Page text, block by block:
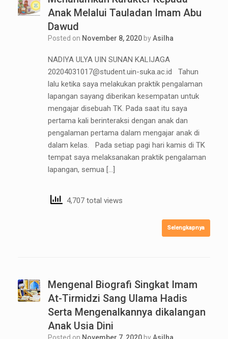
Anak Melalui Tauladan Imam Abu
Dawud
Posted on November 8, 2020 byAsilha
NADIYA ULYA UIN SUNAN KALIJAGA
20204031017@student.uin-suka.ac.id Tahun
lalu ketika saya melakukan praktik pengalaman
lapangan sayang diberikan kesempatan untuk
mengajar disebuah TK. Pada saat itu saya
pertama kali berinteraksi dengan anak dan
pengalaman pertama dalam mengajar anak di
dalam kelas. Pada setiap pagi hari kamis di TK
tempat saya melaksanakan praktik pengalaman
lapangan, semua […]
4,707 total views
Selengkapnya
Mengenal Biografi Singkat Imam
At-Tirmidzi Sang Ulama Hadis
Serta Mengenalkannya dikalangan
Anak Usia Dini